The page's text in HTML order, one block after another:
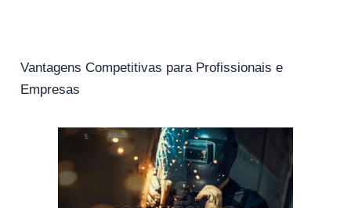
Vantagens Competitivas para Profissionais e
Empresas